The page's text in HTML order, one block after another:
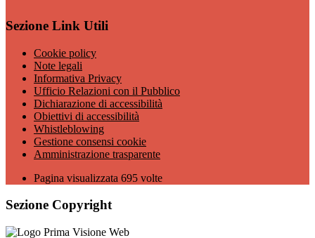
Sezione Link Utili
Cookie policy
Note legali
Informativa Privacy
Ufficio Relazioni con il Pubblico
Dichiarazione di accessibilità
Obiettivi di accessibilità
Whistleblowing
Gestione consensi cookie
Amministrazione trasparente
Pagina visualizzata 695 volte
Sezione Copyright